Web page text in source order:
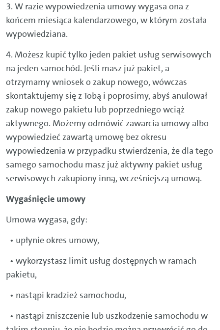
3. W razie wypowiedzenia umowy wygasa ona z
końcem miesiąca kalendarzowego, w którym została
wypowiedziana.
4. Możesz kupić tylko jeden pakiet usług serwisowych
na jeden samochód. Jeśli masz już pakiet, a
otrzymamy wniosek o zakup nowego, wówczas
skontaktujemy się z Tobą i poprosimy, abyś anulował
zakup nowego pakietu lub poprzedniego wciąż
aktywnego. Możemy odmówić zawarcia umowy albo
wypowiedzieć zawartą umowę bez okresu
wypowiedzenia w przypadku stwierdzenia, że dla tego
samego samochodu masz już aktywny pakiet usług
serwisowych zakupiony inną, wcześniejszą umową.
Wygaśnięcie umowy
Umowa wygasa, gdy:
• upłynie okres umowy,
• wykorzystasz limit usług dostępnych w ramach
pakietu,
• nastąpi kradzież samochodu,
• nastąpi zniszczenie lub uszkodzenie samochodu w